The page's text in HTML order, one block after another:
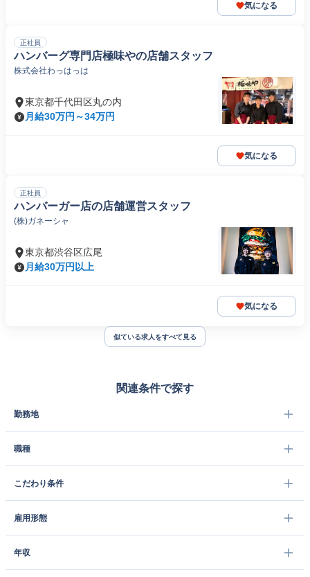
気になる
正社員
ハンバーグ専門店極味やの店舗スタッフ
株式会社わっはっは
東京都千代田区丸の内
月給30万円～34万円
気になる
正社員
ハンバーガー店の店舗運営スタッフ
(株)ガネーシャ
東京都渋谷区広尾
月給30万円以上
気になる
似ている求人をすべて見る
関連条件で探す
勤務地
職種
こだわり条件
雇用形態
年収